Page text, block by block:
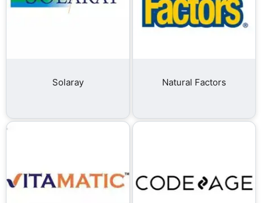
Solaray Natural Factors